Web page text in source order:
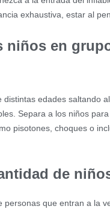
exhaustiva, estar al
niños en
distintas edades saltando
Separa a los niños
pisotones, choques o
de
personas que entran a la